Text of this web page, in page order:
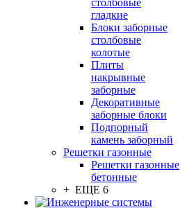
столбовые
гладкие
Блоки заборные
столбовые
колотые
Плиты
накрывные
заборные
Декоративные
заборные блоки
Подпорный
камень заборный
Решетки газонные
Решетки газонные
бетонные
+ ЕЩЕ 6